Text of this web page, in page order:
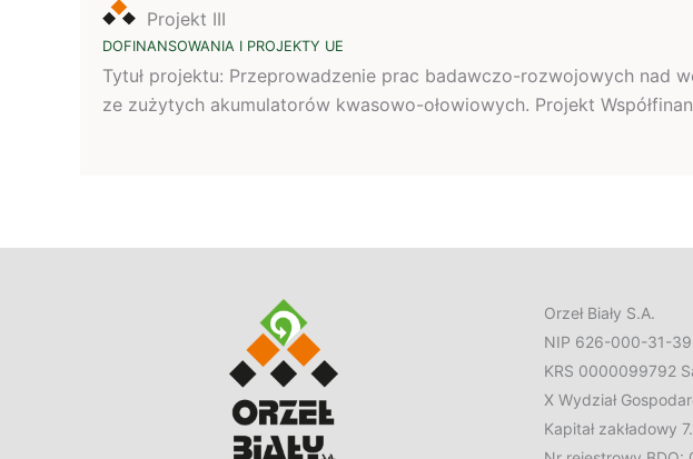
Projekt III
DOFINANSOWANIA I PROJEKTY UE
Tytuł projektu: Przeprowadzenie prac badawczo-rozwojowych nad
ze zużytych akumulatorów kwasowo-ołowiowych. Projekt
Orzeł Biały S.A.
NIP 626-000-31-
KRS 0000099792
X Wydział
Kapitał zakładowy